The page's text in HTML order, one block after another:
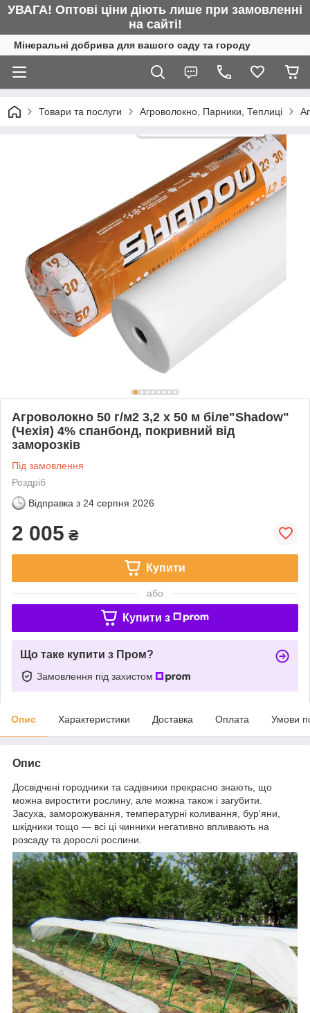
УВАГА! Оптові ціни діють лише при замовленні
на сайті!
Мінеральні добрива для вашого саду та городу
Товари та послуги Агроволокно, Парники, Теплиці
Агроволокно 50 г/м2 3,2 х 50 м біле"Shadow"
(Чехія) 4% спанбонд, покривний від
заморозків
Під замовлення
Роздріб
Відправка з 24 серпня 2026
2 005 ₴
Купити
або
Купити з
Що таке купити з Пром?
Замовлення під захистом
Опис Характеристики Доставка Оплата Умови
Опис
Досвідчені городники та садівники прекрасно знають, що
можна виростити рослину, але можна також і загубити.
Засуха, заморожування, температурні коливання, бур'яни,
шкідники тощо — всі ці чинники негативно впливають на
розсаду та дорослі рослини.